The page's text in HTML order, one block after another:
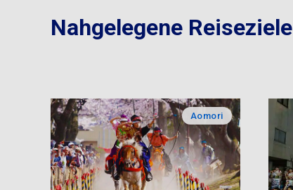
Nahgelegene Reiseziele
Aomori